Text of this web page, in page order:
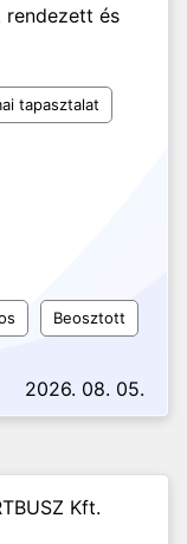
rendezett és
tapasztalat
Beosztott
2026. 08. 05.
Kft.